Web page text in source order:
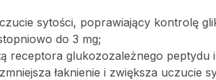
sytości, poprawiający kontrolę
do 3 mg;
receptora glukozozależnego
łaknienie i zwiększa uczucie